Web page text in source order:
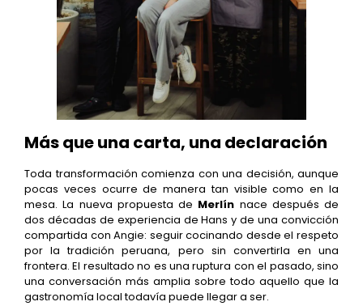
Más que una carta, una declaración
Toda transformación comienza con una decisión, aunque
pocas veces ocurre de manera tan visible como en la
mesa. La nueva propuesta de Merlín nace después de
dos décadas de experiencia de Hans y de una convicción
compartida con Angie: seguir cocinando desde el respeto
por la tradición peruana, pero sin convertirla en una
frontera. El resultado no es una ruptura con el pasado, sino
una conversación más amplia sobre todo aquello que la
gastronomía local todavía puede llegar a ser.